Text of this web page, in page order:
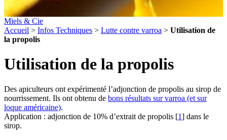
Miels & Cie
Accueil > Infos Techniques > Lutte contre varroa > Utilisation de
la propolis
Utilisation de la propolis
Des apiculteurs ont expérimenté l’adjonction de propolis au sirop de
nourrissement. Ils ont obtenu de bons résultats sur varroa (et sur
loque américaine).
Application : adjonction de 10% d’extrait de propolis [1] dans le
sirop.